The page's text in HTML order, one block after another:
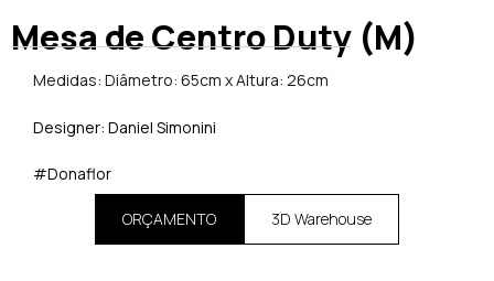
Mesa de Centro Duty (M)
Medidas: Diâmetro: 65cm x Altura: 26cm
Designer: Daniel Simonini
#Donaflor
ORÇAMENTO 3D Warehouse